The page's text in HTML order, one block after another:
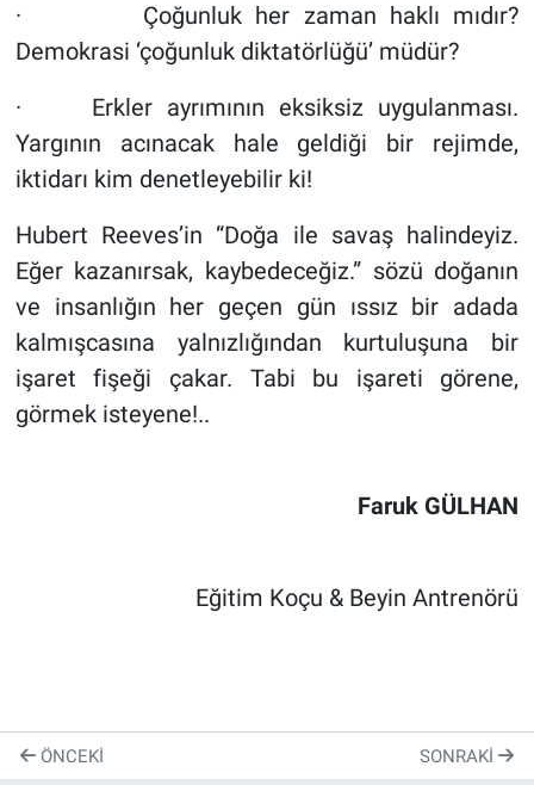
· Çoğunluk her zaman haklı mıdır?
Demokrasi ‘çoğunluk diktatörlüğü’ müdür?
· Erkler ayrımının eksiksiz uygulanması.
Yargının acınacak hale geldiği bir rejimde,
iktidarı kim denetleyebilir ki!
Hubert Reeves’in “Doğa ile savaş halindeyiz.
Eğer kazanırsak, kaybedeceğiz.” sözü doğanın
ve insanlığın her geçen gün ıssız bir adada
kalmışcasına yalnızlığından kurtuluşuna bir
işaret fişeği çakar. Tabi bu işareti görene,
görmek isteyene!..
Faruk GÜLHAN
Eğitim Koçu & Beyin Antrenörü
ÖNCEKI SONRAKI